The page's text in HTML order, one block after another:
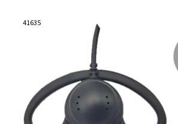
41635